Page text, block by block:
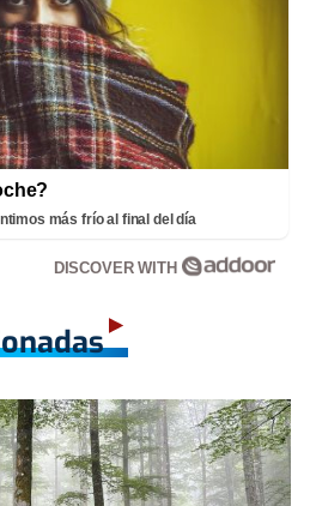
más frío al final del día
DISCOVER WITH